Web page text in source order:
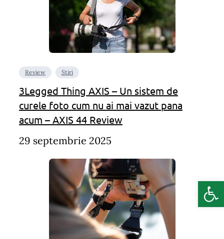
Review Stiri
3Legged Thing AXIS – Un sistem de
curele foto cum nu ai mai vazut pana
acum – AXIS 44 Review
29 septembrie 2025